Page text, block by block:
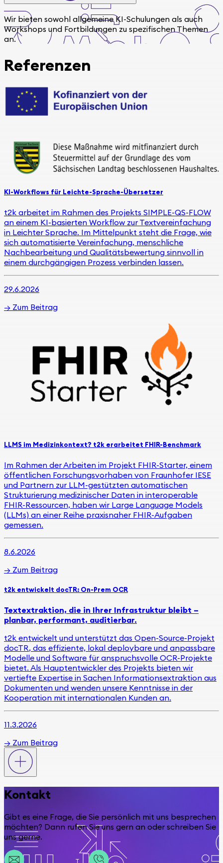
Wir bieten sowohl allgemeine KI-Schulungen als auch
Workshops und Fortbildungen zu spezifischen Themen
an.
Referenzen
KI-Workflows für Leichte-Sprache-Übersetzer
t2k arbeitet im Rahmen des Projekts SIMPLE-QS-FLOW
an einem KI-basierten Workflow zur Textvereinfachung
in Leichter Sprache. Im Mittelpunkt steht die Frage, wie
sich automatisierte Vereinfachung, menschliche
Nachbearbeitung und Qualitätsbewertung sinnvoll in
einem durchgängigen Prozess verbinden lassen.
29.6.2026
→ Zum Beitrag
LLMS im Medizinkontext? t2k erarbeitet FHIR-Benchmark
Im Rahmen der Arbeiten im Projekt FHIR-Starter, einem
öffentlichen Forschungsvorhaben von Fraunhofer IESE
und Partnern zur LLM-gestützten automatischen
Strukturierung medizinischer Daten in interoperable
FHIR-Ressourcen, haben wir Large Language Models
(LLMs) an einer Reihe praxisnaher FHIR-Aufgaben
gemessen.
8.6.2026
→ Zum Beitrag
t2k entwickelt docTR: On-Prem OCR
Textextraktion, die in Ihrer Infrastruktur bleibt –
planbar, performant, auditierbar.
t2k entwickelt und unterstützt das Open-Source-Projekt
docTR, das effiziente, lokal deploybare und anpassbare
Modelle und Software für anspruchsvolle OCR-Projekte
bietet. Als Hauptentwickler des Projekts bieten wir
vertiefte Expertise in Sachen Informationsextraktion aus
Dokumenten und wenden unsere Kenntnisse in der
Kooperation mit internationalen Kunden an.
11.3.2026
→ Zum Beitrag
Kontakt
Gibt es eine Frage, die Sie persönlich mit uns besprechen
möchten? Dann rufen Sie uns gern an oder schreiben Sie
uns gerne.